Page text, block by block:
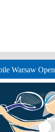
Warsaw Open